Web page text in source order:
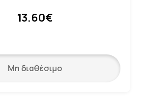
13.60€
Μη διαθέσιμο